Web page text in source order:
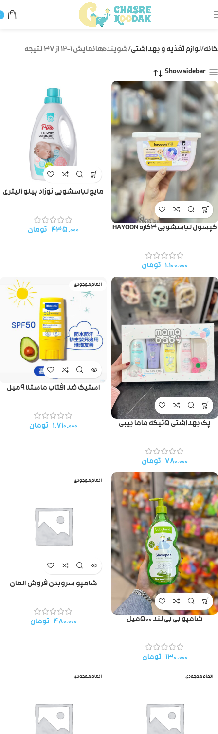
خانه لوازم تغذیه و بهداشتی شوینده‌هانمایش 1–12 از 37 نتیجه
Show sidebar
کپسول لباسشویی ۳کاره HAYOON
۱.۱۰۰.۰۰۰ تومان
مایع لباسشویی نوزاد پینو ۱لیتری
۴۳۵.۰۰۰ تومان
پک بهداشتی ۵تیکه ماما بیبی
۷۸۰.۰۰۰ تومان
اتمام موجودی
استیک ضد افتاب ماستلا ۹میل
۱.۷۱۰.۰۰۰ تومان
شامپو بی بی لند ۵۰۰میل
۱۳۰.۰۰۰ تومان
اتمام موجودی
شامپو سروبدن فروش المان
۴۸۰.۰۰۰ تومان
اتمام موجودی اتمام موجودی